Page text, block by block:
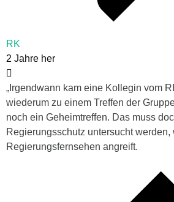
RK
2 Jahre her
„I rgendwann kam eine Kollegin vom
wiederum zu einem Treffen der
noch ein Geheimtreffen. Das muss
Regierungsschutz untersucht
Regierungsfernsehen angreift.